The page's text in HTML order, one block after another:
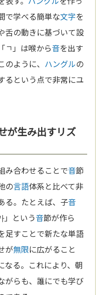
で学べる簡単な文字を
舌の動きに基づいて設
「ㄱ」は喉から音を出す
ように、 ハングルの
るという点で非常にユ
が生み出すリズ
み合わせることで音節
の言語体系と比べて非
る。たとえば、子音
」という音節が作ら
足すことで新たな単語
が無限に広がること
なる。これにより、朝
がらも、誰にでも学び